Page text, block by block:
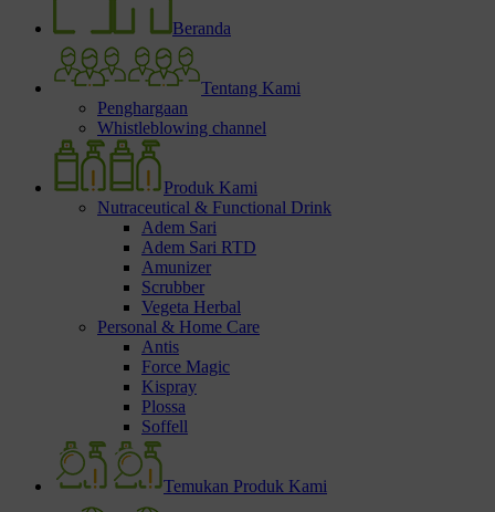
Beranda
Tentang Kami
Penghargaan
Whistleblowing channel
Produk Kami
Nutraceutical & Functional Drink
Adem Sari
Adem Sari RTD
Amunizer
Scrubber
Vegeta Herbal
Personal & Home Care
Antis
Force Magic
Kispray
Plossa
Soffell
Temukan Produk Kami